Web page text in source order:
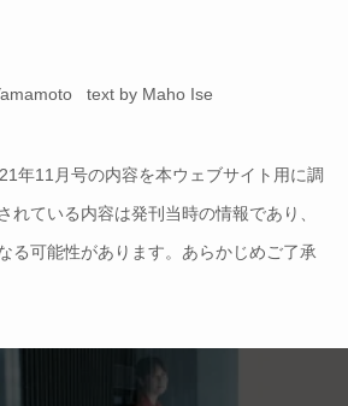
text by Maho Ise
年11月号の内容を本ウェブサイト用に調
れている内容は発刊当時の情報であり、
る可能性があります。あらかじめご了承